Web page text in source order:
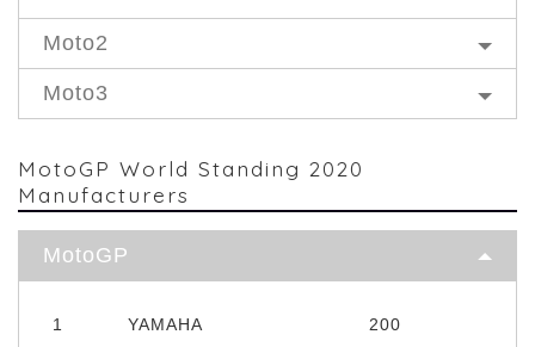
Moto2
Moto3
MotoGP World Standing 2020
Manufacturers
MotoGP
1 YAMAHA
200